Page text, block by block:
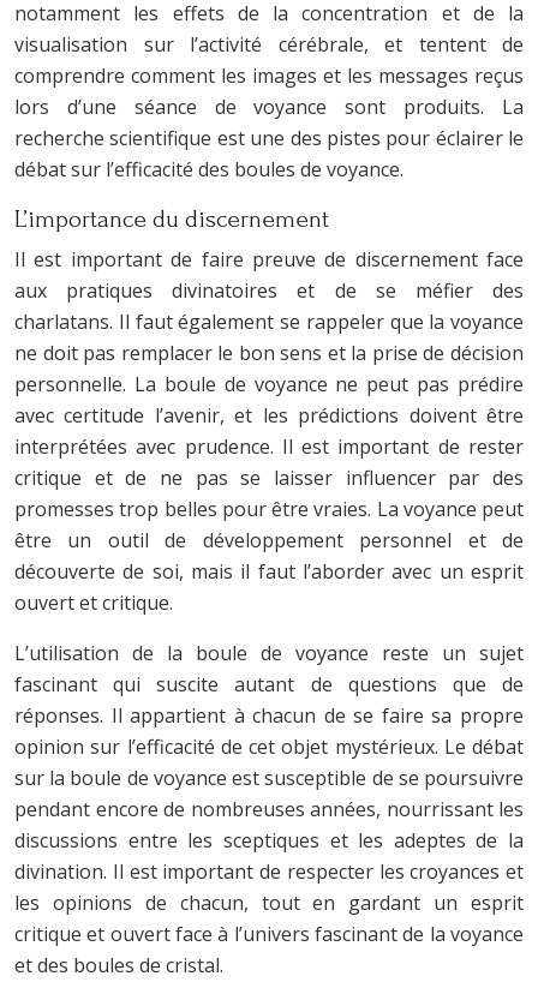
notamment les effets de la concentration et de la
visualisation sur l’activité cérébrale, et tentent de
comprendre comment les images et les messages reçus
lors d’une séance de voyance sont produits. La
recherche scientifique est une des pistes pour éclairer le
débat sur l’efficacité des boules de voyance.
L’importance du discernement
Il est important de faire preuve de discernement face
aux pratiques divinatoires et de se méfier des
charlatans. Il faut également se rappeler que la voyance
ne doit pas remplacer le bon sens et la prise de décision
personnelle. La boule de voyance ne peut pas prédire
avec certitude l’avenir, et les prédictions doivent être
interprétées avec prudence. Il est important de rester
critique et de ne pas se laisser influencer par des
promesses trop belles pour être vraies. La voyance peut
être un outil de développement personnel et de
découverte de soi, mais il faut l’aborder avec un esprit
ouvert et critique.
L’utilisation de la boule de voyance reste un sujet
fascinant qui suscite autant de questions que de
réponses. Il appartient à chacun de se faire sa propre
opinion sur l’efficacité de cet objet mystérieux. Le débat
sur la boule de voyance est susceptible de se poursuivre
pendant encore de nombreuses années, nourrissant les
discussions entre les sceptiques et les adeptes de la
divination. Il est important de respecter les croyances et
les opinions de chacun, tout en gardant un esprit
critique et ouvert face à l’univers fascinant de la voyance
et des boules de cristal.